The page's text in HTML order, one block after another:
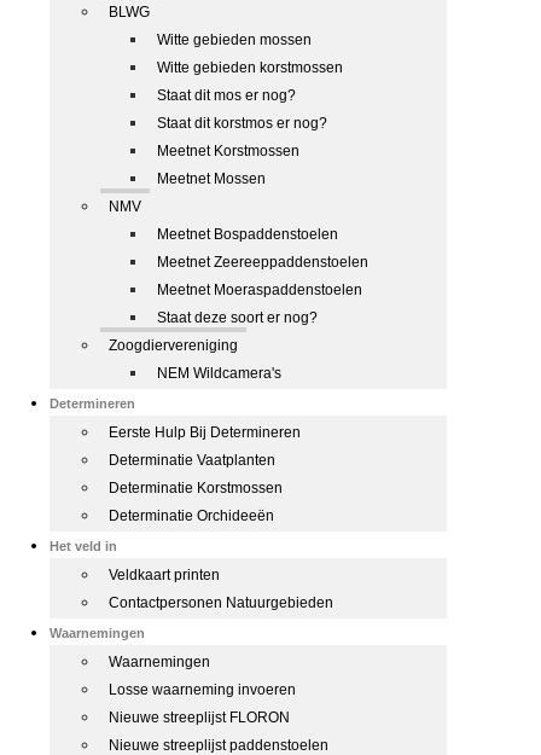
BLWG
Witte gebieden mossen
Witte gebieden korstmossen
Staat dit mos er nog?
Staat dit korstmos er nog?
Meetnet Korstmossen
Meetnet Mossen
NMV
Meetnet Bospaddenstoelen
Meetnet Zeereeppaddenstoelen
Meetnet Moeraspaddenstoelen
Staat deze soort er nog?
Zoogdiervereniging
NEM Wildcamera's
Determineren
Eerste Hulp Bij Determineren
Determinatie Vaatplanten
Determinatie Korstmossen
Determinatie Orchideeën
Het veld in
Veldkaart printen
Contactpersonen Natuurgebieden
Waarnemingen
Waarnemingen
Losse waarneming invoeren
Nieuwe streeplijst FLORON
Nieuwe streeplijst paddenstoelen